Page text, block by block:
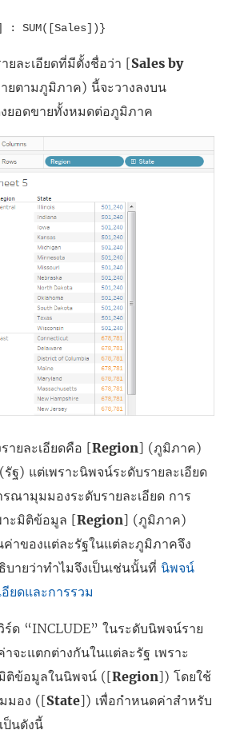
: SUM([Sales])}
ยละเอียดที่มีตั้งชื่อว่า [Sales by
ยตามภูมิภาค) นี้จะวางลงบน
ยอดขายทั้งหมดต่อภูมิภาค
ายละเอียดคือ [Region] (ภูมิภาค)
ฐ) แต่เพราะนิพจน์ระดับรายละเอียด
ณามุมมองระดับรายละเอียด การ
ะมิติข้อมูล [Region] (ภูมิภาค)
าของแต่ละรัฐในแต่ละภูมิภาคจึง
ายว่าทำไมจึงเป็นเช่นนั้นที่ นิพจน์
ยดและการรวม
ร์ด “INCLUDE” ในระดับนิพจน์ราย
าจะแตกต่างกันในแต่ละรัฐ เพราะ
ติข้อมูลในนิพจน์ ([Region]) โดยใช้
มอง ([State]) เพื่อกำหนดค่าสำหรับ
ป็นดังนี้